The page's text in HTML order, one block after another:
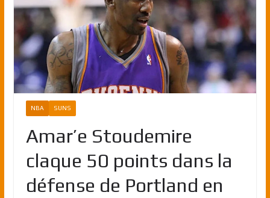
NBA SUNS
Amar’e Stoudemire
claque 50 points dans la
défense de Portland en